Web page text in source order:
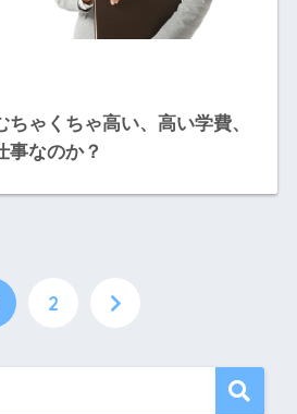
ゃくちゃ高い、高い学費、
事なのか？
2